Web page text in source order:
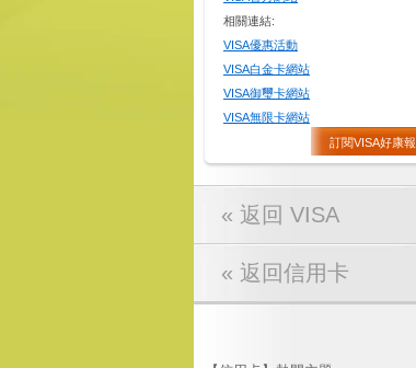
相關連結:
VISA優惠活動
VISA白金卡網站
VISA御璽卡網站
VISA無限卡網站
訂閱VISA好康報
« 返回 VISA
« 返回信用卡